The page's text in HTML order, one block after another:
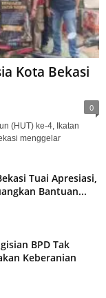
Kota Bekasi
0
(HUT) ke-4, Ikatan
menggelar
Tuai Apresiasi,
Bantuan...
BPD Tak
Keberanian